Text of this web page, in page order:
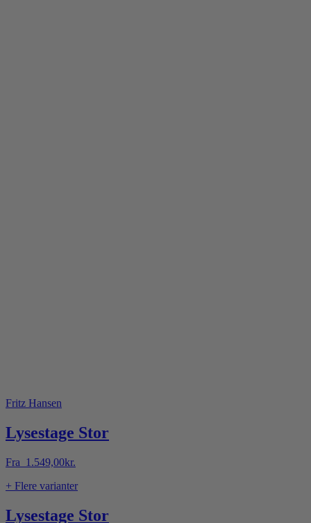
Fritz Hansen
Lysestage Stor
Fra 1.549,00kr.
+ Flere varianter
Lysestage Stor